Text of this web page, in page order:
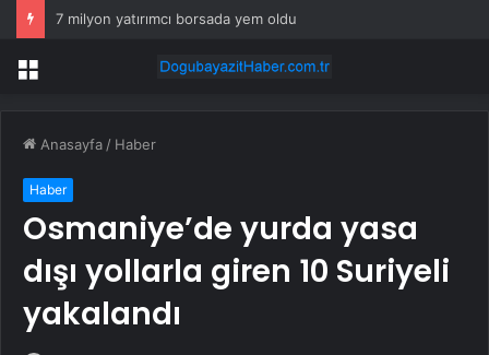
7 milyon yatırımcı borsada yem oldu
Menü
Anasayfa / Haber
Haber
Osmaniye’de yurda yasa
dışı yollarla giren 10 Suriyeli
yakalandı